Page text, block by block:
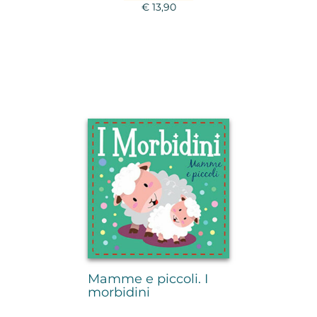
€ 13,90
Mamme e piccoli. I
morbidini